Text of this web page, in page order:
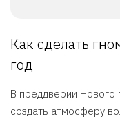
Как сделать
год
В преддверии Нового
создать атмосферу